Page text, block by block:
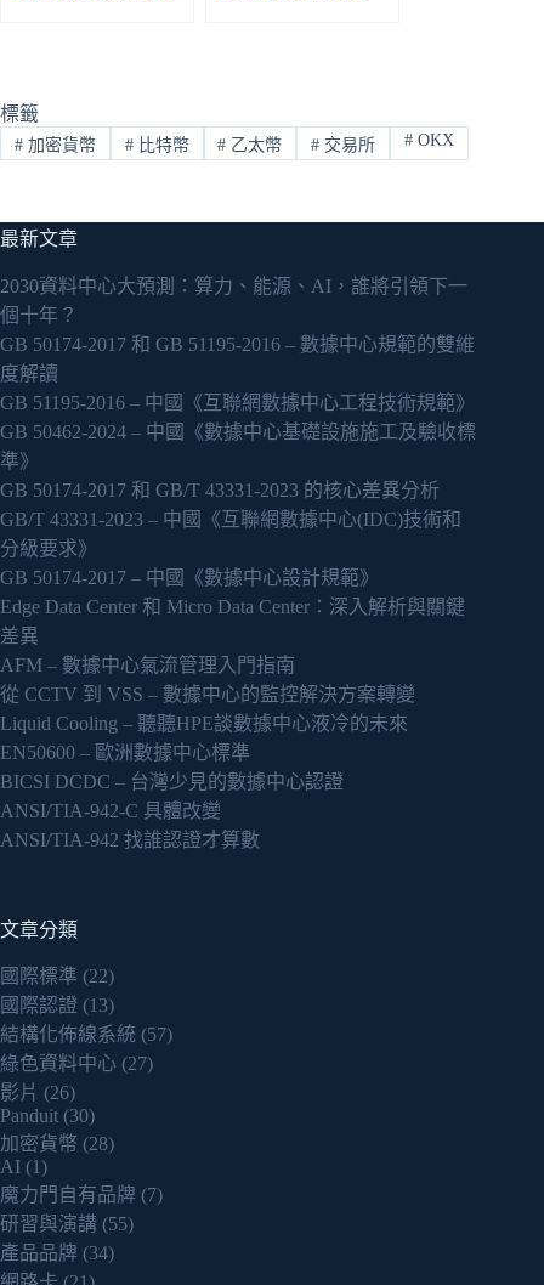
標籤
#加密貨幣 #比特幣 # 乙太幣 # 交易所 # OKX
最新文章
2030資料中心大預測：算力、能源、AI，誰將引領下一
個十年？
GB 50174-2017 和 GB 51195-2016 – 數據中心規範的雙維
度解讀
GB 51195-2016 – 中國《互聯網數據中心工程技術規範》
GB 50462-2024 – 中國《數據中心基礎設施施工及驗收標
準》
GB 50174-2017 和 GB/T 43331-2023 的核心差異分析
GB/T 43331-2023 – 中國《互聯網數據中心(IDC)技術和
分級要求》
GB 50174-2017 – 中國《數據中心設計規範》
Edge Data Center 和 Micro Data Center：深入解析與關鍵
差異
AFM – 數據中心氣流管理入門指南
從 CCTV 到 VSS – 數據中心的監控解決方案轉變
Liquid Cooling – 聽聽HPE談數據中心液冷的未來
EN50600 – 歐洲數據中心標準
BICSI DCDC – 台灣少見的數據中心認證
ANSI/TIA-942-C 具體改變
ANSI/TIA-942 找誰認證才算數
文章分類
國際標準 (22)
國際認證 (13)
結構化佈線系統 (57)
綠色資料中心 (27)
影片 (26)
Panduit (30)
加密貨幣 (28)
AI (1)
魔力門自有品牌 (7)
研習與演講 (55)
產品品牌 (34)